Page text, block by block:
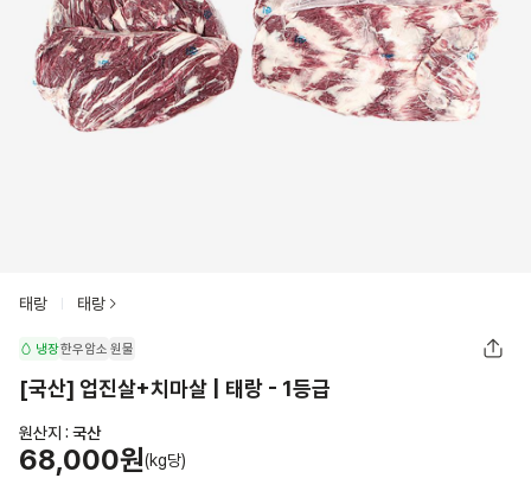
태랑 태랑
냉장한우암소 원물
[국산] 업진살+치마살 | 태랑 - 1등급
원산지 : 국산
68,000원(kg당)